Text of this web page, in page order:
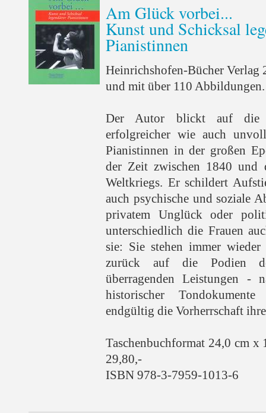
Am Glück vorbei...
Kunst und Schicksal
Pianistinnen
Heinrichshofen-Bücher Verlag
und mit über 110 Abbildungen.
Der Autor blickt auf die
erfolgreicher wie auch
Pianistinnen in der großen
der Zeit zwischen 1840 und
Weltkriegs. Er schildert
auch psychische und soziale
privatem Unglück oder
unterschiedlich die Frauen
sie: Sie stehen immer
zurück auf die Podien
überragenden Leistungen -
historischer
endgültig die Vorherrschaft
Taschenbuchformat 24,0 cm
29,80,-
ISBN 978-3-7959-1013-6